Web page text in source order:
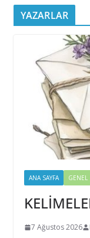
YAZARLAR
ANA SAYFA GENEL
7 Ağustos 2026